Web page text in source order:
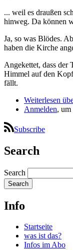
... weil es draußen
hinweg. Da können
Ja, so was Blödes.
haben die Kirche
Angekettet, dass
Himmel auf den
fällt.
Weiterlesen
Anmelden, um
Subscribe
Search
Search
Info
Startseite
was ist das?
Infos im Abo